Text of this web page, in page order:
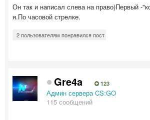
Он так и написал слева на право)Первый -
я.По часовой стрелке.
2 пользователям понравился пост
Gre4a 123
Админ сервера CS:GO
115 сообщений